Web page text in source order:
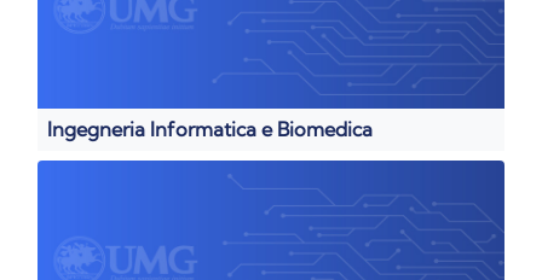
Ingegneria Informatica e Biomedica